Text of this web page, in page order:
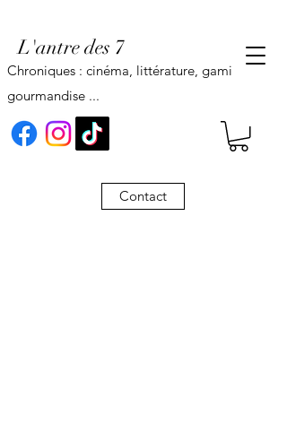
L'antre des 7
Contact
Chroniques : cinéma, littérature, gaming,
gourmandise ...